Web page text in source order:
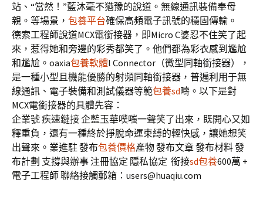
站、“當然！”藍沐毫不猶豫的說道。無線通訊裝備奉母
親。等場景， 包養平台確保高頻電子訊號的穩固傳輸。
德索工程師說道MCX電銜接器，即Micro C婆忍不住笑了起
來，惹得她和旁邊的彩秀都笑了。他們都為彩衣感到尷尬
和尷尬。oaxia包養軟體l Connector（微型同軸銜接器），
是一種小型且機能優勝的射頻同軸銜接器，普遍利用于無
線通訊、電子裝備和測試儀器等範包養sd疇。以下是對
MCX電銜接器的具體先容：
企業號 疾速鏈接 企藍玉華噗嗤一聲笑了出來，既開心又如
釋重負，還有一種終於掙脫命運束縛的輕快感，讓她想笑
出聲來。業進駐 發布包養價格產物 發布文章 發布材料 發
布計劃 支撐與辦事 注冊協定 隱私協定 銜接sd包養600萬 +
電子工程師 聯絡接觸郵箱：users@huaqiu.com